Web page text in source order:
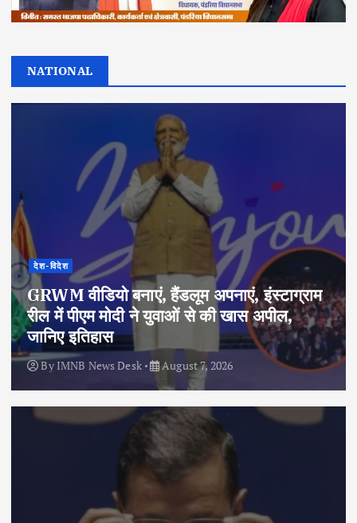
NATIONAL
देश-विदेश
GRWM वीडियो बनाएं, हैंडलूम अपनाएं, इंस्टाग्राम
रील में पीएम मोदी ने युवाओं से की खास अपील,
जानिए इतिहास
By IMNB News Desk August 7, 2026